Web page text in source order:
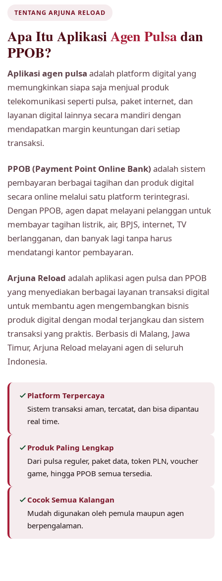
TENTANG ARJUNA RELOAD
Apa Itu AplikasiAgen Pulsadan
PPOB?
Aplikasi agen pulsa adalah platform digital yang
memungkinkan siapa saja menjual produk
telekomunikasi seperti pulsa, paket internet, dan
layanan digital lainnya secara mandiri dengan
mendapatkan margin keuntungan dari setiap
transaksi.
PPOB (Payment Point Online Bank) adalah sistem
pembayaran berbagai tagihan dan produk digital
secara online melalui satu platform terintegrasi.
Dengan PPOB, agen dapat melayani pelanggan untuk
membayar tagihan listrik, air, BPJS, internet, TV
berlangganan, dan banyak lagi tanpa harus
mendatangi kantor pembayaran.
Arjuna Reload adalah aplikasi agen pulsa dan PPOB
yang menyediakan berbagai layanan transaksi digital
untuk membantu agen mengembangkan bisnis
produk digital dengan modal terjangkau dan sistem
transaksi yang praktis. Berbasis di Malang, Jawa
Timur, Arjuna Reload melayani agen di seluruh
Indonesia.
Platform Terpercaya
Sistem transaksi aman, tercatat, dan bisa dipantau
real time.
Produk Paling Lengkap
Dari pulsa reguler, paket data, token PLN, voucher
game, hingga PPOB semua tersedia.
Cocok Semua Kalangan
Mudah digunakan oleh pemula maupun agen
berpengalaman.